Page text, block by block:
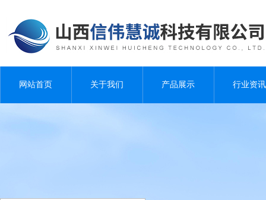
网站首页 关于我们 产品展示 行业资讯